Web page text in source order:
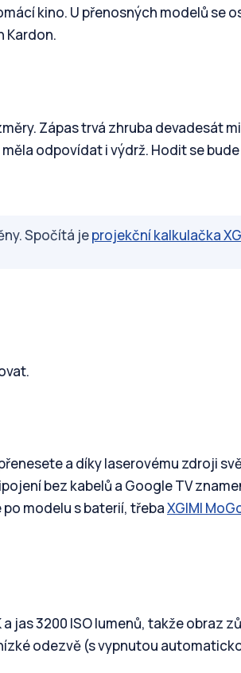
kino. U přenosných modelů se
Kardon.
Zápas trvá zhruba devadesát
odpovídat i výdrž. Hodit se bude
Spočítá jeprojekční kalkulačka
a díky laserovému zdroji
bez kabelů a Google TV
modelu s baterií, třebaXGIMI
a jas 3200 ISO lumenů, takže obraz
odezvě (s vypnutou